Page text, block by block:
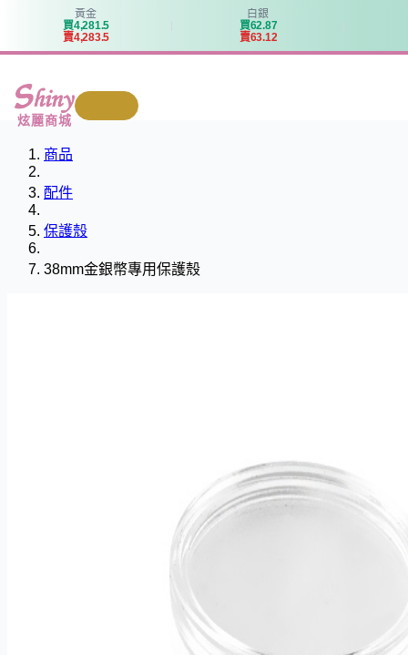
黃金
買4,281.5
賣4,283.5
白銀
買62.87
賣63.12
炫麗商城
商品
配件
保護殼
38mm金銀幣專用保護殼